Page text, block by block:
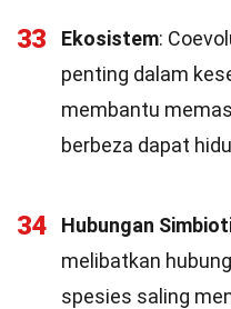
33 Ekosistem:
penting dalam
membantu
berbeza dapat
34 Hubungan
melibatkan
spesies saling